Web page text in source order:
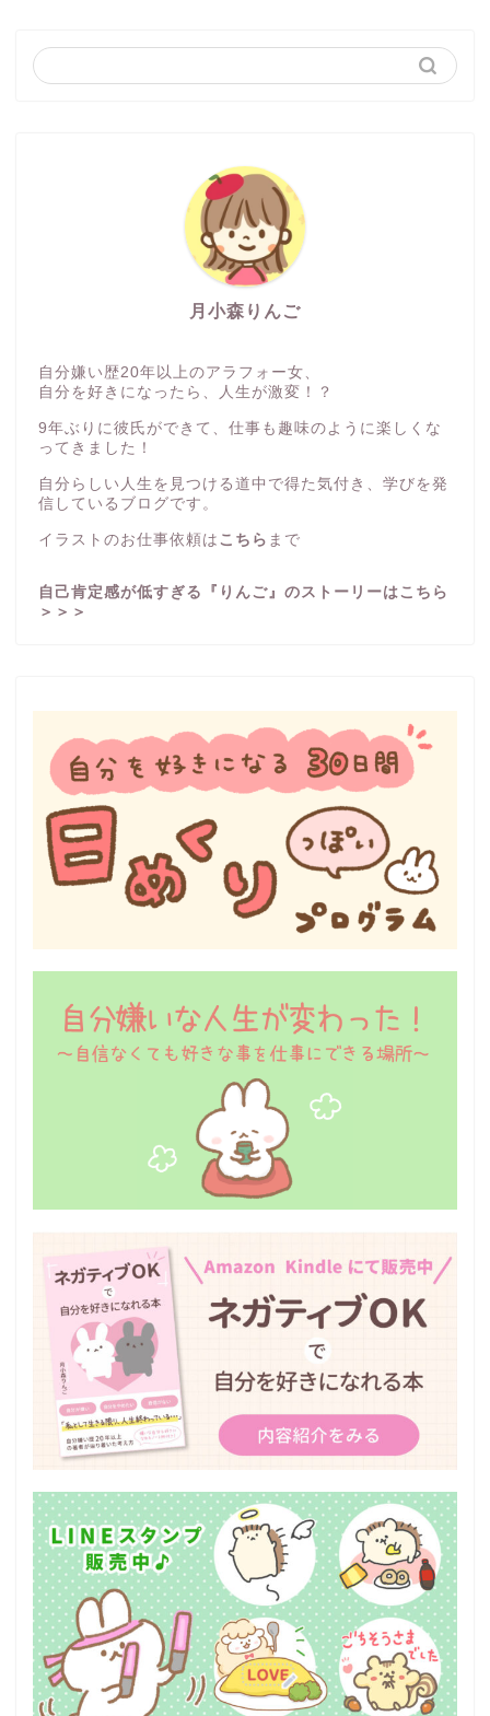
月小森りんご
自分嫌い歴20年以上のアラフォー女、
自分を好きになったら、人生が激変！？
9年ぶりに彼氏ができて、仕事も趣味のように楽しくな
ってきました！
自分らしい人生を見つける道中で得た気付き、学びを発
信しているブログです。
イラストのお仕事依頼は こちら まで
自己肯定感が低すぎる『りんご』のストーリーはこちら
＞＞＞